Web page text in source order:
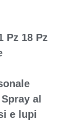
Pz 18 Pz
al
e lupi